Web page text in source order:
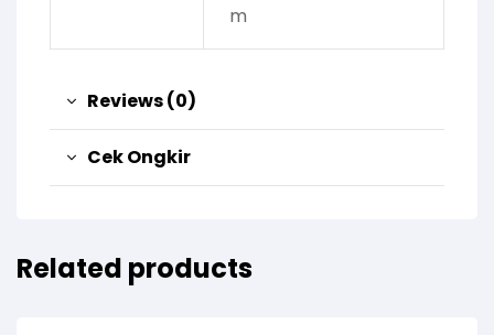
m
Reviews (0)
Cek Ongkir
Related products